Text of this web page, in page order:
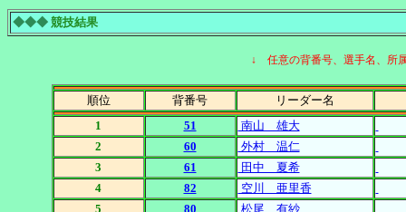
◆◆◆ 競技結果
↓ 任意の背番号、選手名、所
順位 背番号
リーダー名
1
51
南山 雄大
2
60
外村 温仁
3
61
田中 夏希
4
82
空川 亜里香
5
80
松尾 有紗